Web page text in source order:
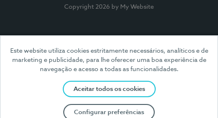
Este website utiliza cookies estritamente necessários, analíticos e de
marketing e publicidade, para lhe oferecer uma boa experiência de
navegação e acesso a todas as funcionalidades.
Aceitar todos os cookies
Configurar preferências
Copyright 2026 by My Website